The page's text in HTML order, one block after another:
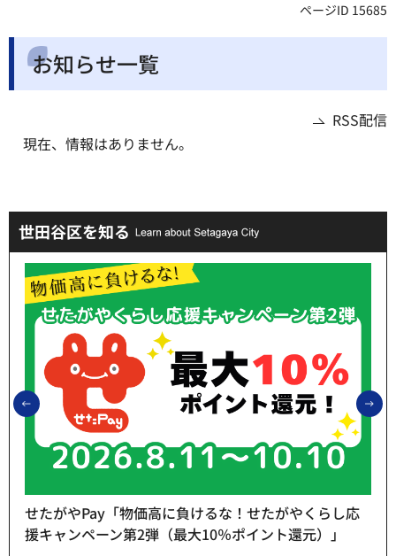
ページID 15685
お知らせ一覧
RSS配信
現在、情報はありません。
世田谷区を知る
前のスライドを表示
せたがやPay「物価高に負けるな！せたがやくらし応
援キャンペーン第2弾（最大10％ポイント還元）」